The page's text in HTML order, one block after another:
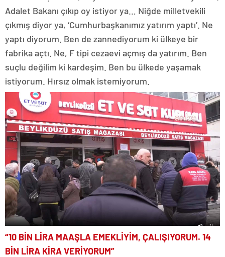
Adalet Bakanı çıkıp oy istiyor ya… Niğde milletvekili
çıkmış diyor ya, ‘Cumhurbaşkanımız yatırım yaptı’. Ne
yaptı diyorum. Ben de zannediyorum ki ülkeye bir
fabrika açtı. Ne, F tipi cezaevi açmış da yatırım. Ben
suçlu değilim ki kardeşim. Ben bu ülkede yaşamak
istiyorum. Hırsız olmak istemiyorum.
“10 BİN LİRA MAAŞLA EMEKLİYİM, ÇALIŞIYORUM. 14
BİN LİRA KİRA VERİYORUM”